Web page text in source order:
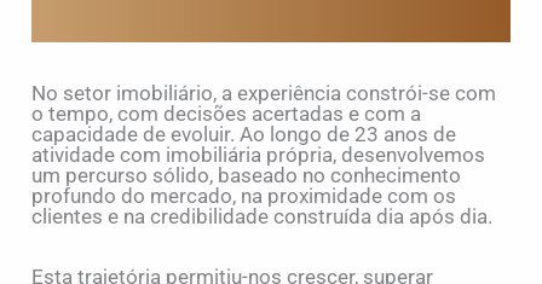
No setor imobiliário, a experiência constrói-se com
o tempo, com decisões acertadas e com a
capacidade de evoluir. Ao longo de 23 anos de
atividade com imobiliária própria, desenvolvemos
um percurso sólido, baseado no conhecimento
profundo do mercado, na proximidade com os
clientes e na credibilidade construída dia após dia.
Esta trajetória permitiu-nos crescer, superar